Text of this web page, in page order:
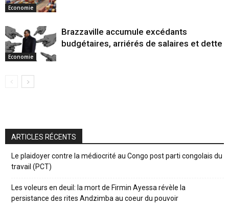
Economie
Economie
Brazzaville accumule excédants
budgétaires, arriérés de salaires et dette
ARTICLES RÉCENTS
Le plaidoyer contre la médiocrité au Congo post parti congolais du
travail (PCT)
Les voleurs en deuil: la mort de Firmin Ayessa révèle la
persistance des rites Andzimba au coeur du pouvoir